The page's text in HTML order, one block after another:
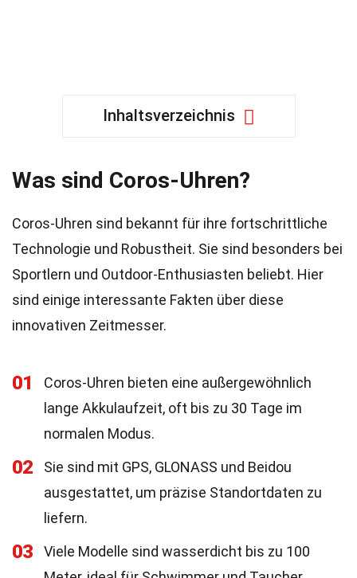
Inhaltsverzeichnis
Was sind Coros-Uhren?
Coros-Uhren sind bekannt für ihre fortschrittliche
Technologie und Robustheit. Sie sind besonders bei
Sportlern und Outdoor-Enthusiasten beliebt. Hier
sind einige interessante Fakten über diese
innovativen Zeitmesser.
01
Coros-Uhren bieten eine außergewöhnlich
lange Akkulaufzeit, oft bis zu 30 Tage im
normalen Modus.
02
Sie sind mit GPS, GLONASS und Beidou
ausgestattet, um präzise Standortdaten zu
liefern.
03
Viele Modelle sind wasserdicht bis zu 100